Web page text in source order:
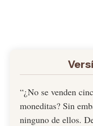
“¿No se venden
moneditas? Sin
ninguno de ellos.